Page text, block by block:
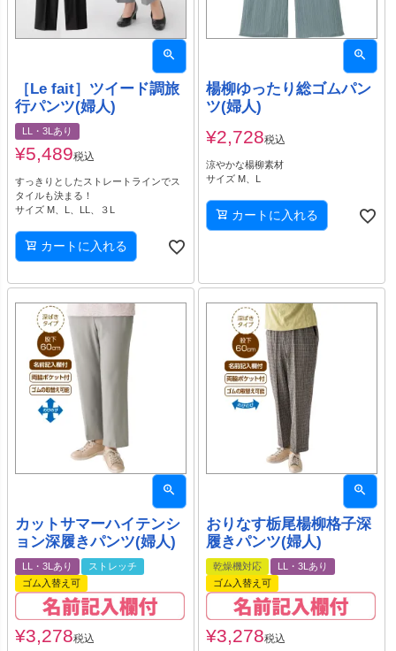
［Le fait］ツイード調旅
行パンツ(婦人)
LL・3Lあり
¥5,489税込
すっきりとしたストレートラインでス
タイルも決まる！
サイズ M、L、LL、３L
カートに入れる
楊柳ゆったり総ゴムパン
ツ(婦人)
¥2,728税込
涼やかな楊柳素材
サイズ M、L
カートに入れる
カットサマーハイテンシ
ョン深履きパンツ(婦人)
LL・3Lあり
ストレッチ
ゴム入替え可
¥3,278税込
おりなす栃尾楊柳格子深
履きパンツ(婦人)
乾燥機対応
LL・3Lあり
ゴム入替え可
¥3,278税込